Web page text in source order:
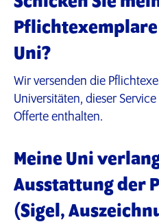
Uni?
Wir versenden die
Universitäten, dieser
Offerte enthalten.
Meine Uni
Ausstattung der
(Sigel,